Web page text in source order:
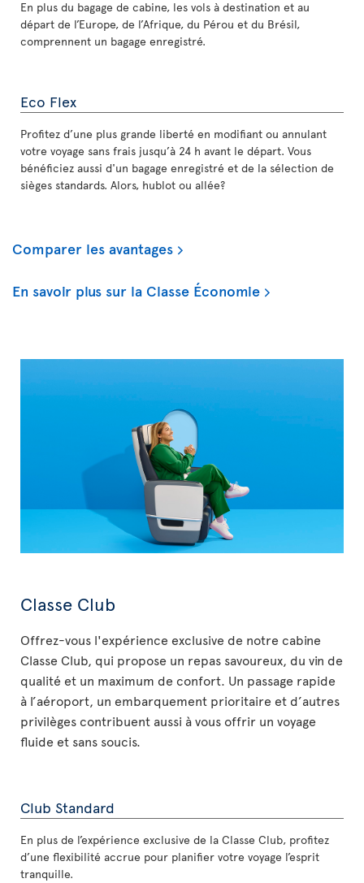
En plus du bagage de cabine, les vols à destination et au
départ de l’Europe, de l’Afrique, du Pérou et du Brésil,
comprennent un bagage enregistré.
Eco Flex
Profitez d’une plus grande liberté en modifiant ou annulant
votre voyage sans frais jusqu’à 24 h avant le départ. Vous
bénéficiez aussi d'un bagage enregistré et de la sélection de
sièges standards. Alors, hublot ou allée?
Comparer les avantages
En savoir plus sur la Classe Économie
Classe Club
Offrez-vous l'expérience exclusive de notre cabine
Classe Club, qui propose un repas savoureux, du vin de
qualité et un maximum de confort. Un passage rapide
à l’aéroport, un embarquement prioritaire et d’autres
privilèges contribuent aussi à vous offrir un voyage
fluide et sans soucis.
Club Standard
En plus de l’expérience exclusive de la Classe Club, profitez
d’une flexibilité accrue pour planifier votre voyage l’esprit
tranquille.